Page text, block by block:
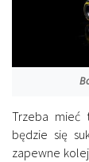
Trzeba mieć
będzie się
zapewne